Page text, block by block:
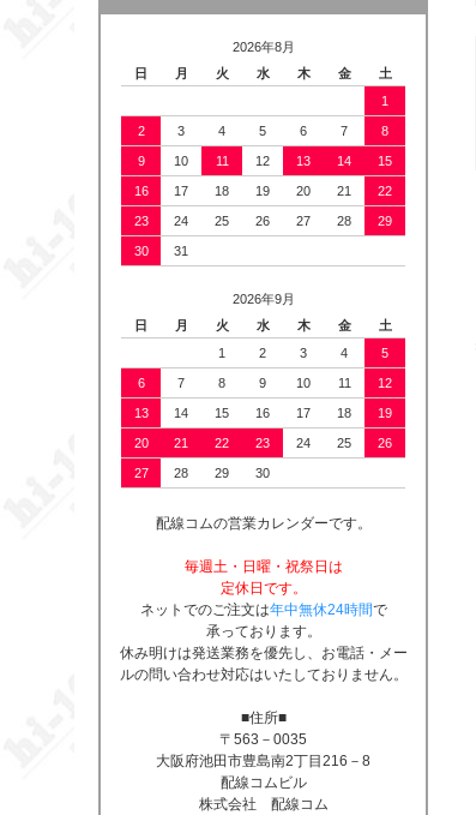
2026年8月
日
月 火 水 木 金
土
1
2 3 4 5 6 7 8
9 10 11 12 13 14 15
16 17 18 19 20 21 22
23 24 25 26 27 28 29
30 31
2026年9月
日
月 火 水 木 金
土
1
2 3 4 5
6 7 8 9 10 11 12
13 14 15 16 17 18 19
20 21 22 23 24 25 26
27 28 29 30
配線コムの営業カレンダーです。
毎週土・日曜・祝祭日は
定休日です。
ネットでのご注文は年中無休24時間で
承っております。
休み明けは発送業務を優先し、お電話・メー
ルの問い合わせ対応はいたしておりません。
■住所■
〒563－0035
大阪府池田市豊島南2丁目216－8
配線コムビル
株式会社 配線コム